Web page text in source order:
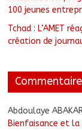
100 jeunes
Tchad : L’AMET
création de
Abdoulaye
Bienfaisance et